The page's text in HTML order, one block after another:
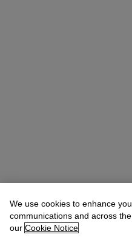
We use cookies to enhance
communications and across
our Cookie Notice